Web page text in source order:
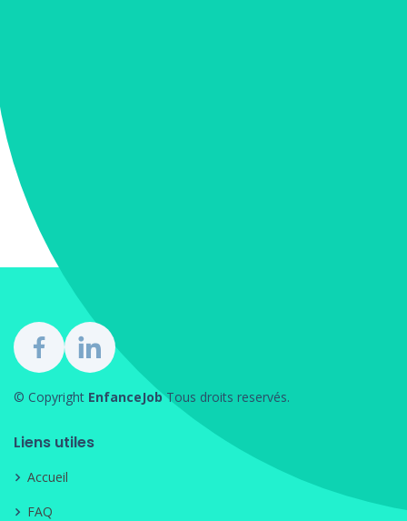
© Copyright EnfanceJob Tous droits reservés.
Liens utiles
Accueil
FAQ